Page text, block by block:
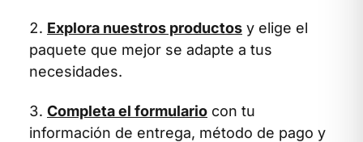
Explora nuestros productos y elige el
paquete que mejor se adapte a tus
necesidades.
Completa el formulario con tu
información de entrega, método de pago y